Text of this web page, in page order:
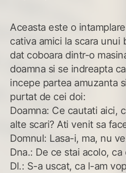
Aceasta este o
cativa amici la scara unui
dat coboara dintr-o
doamna si se indreapta
incepe partea amuzanta
purtat de cei doi:
Doamna: Ce cautati aici,
alte scari? Ati venit sa
Domnul: Lasa-i, ma, nu
Dna.: De ce stai acolo,
Dl.: S-a uscat, ca l-am